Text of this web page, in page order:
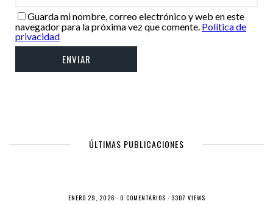
Guarda mi nombre, correo electrónico y web en este
navegador para la próxima vez que comente. Política de
privacidad
ÚLTIMAS PUBLICACIONES
ENERO 29, 2026 · 0 COMENTARIOS · 3307 VIEWS